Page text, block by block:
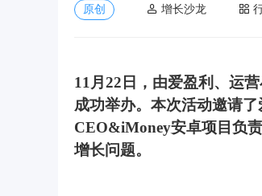
原创 增长沙龙
11月22日，由爱盈利、运
成功举办。本次活动邀请
CEO&iMoney安卓项目负
增长问题。